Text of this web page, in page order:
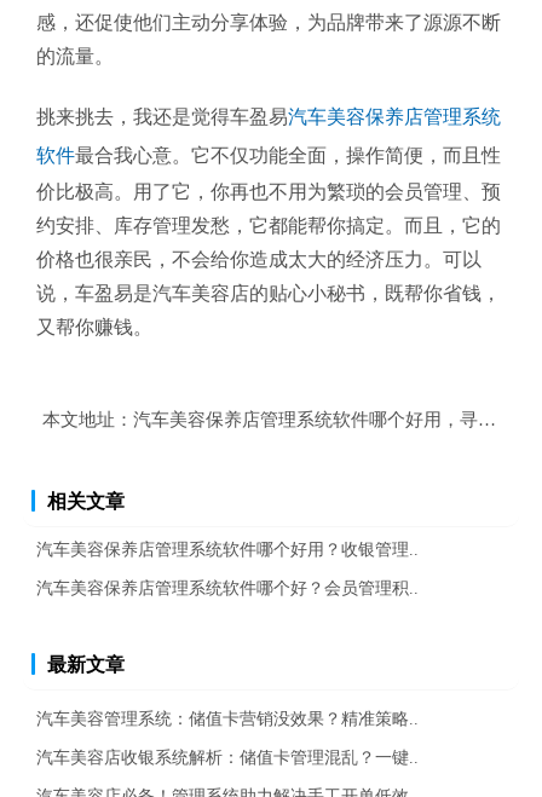
感，还促使他们主动分享体验，为品牌带来了源源不断
的流量。
挑来挑去，我还是觉得车盈易汽车美容保养店管理系统
软件最合我心意。它不仅功能全面，操作简便，而且性
价比极高。用了它，你再也不用为繁琐的会员管理、预
约安排、库存管理发愁，它都能帮你搞定。而且，它的
价格也很亲民，不会给你造成太大的经济压力。可以
说，车盈易是汽车美容店的贴心小秘书，既帮你省钱，
又帮你赚钱。
本文地址： 汽车美容保养店管理系统软件哪个好用，寻找兼容
相关文章
汽车美容保养店管理系统软件哪个好用？收银管理..
汽车美容保养店管理系统软件哪个好？会员管理积..
最新文章
汽车美容管理系统：储值卡营销没效果？精准策略..
汽车美容店收银系统解析：储值卡管理混乱？一键..